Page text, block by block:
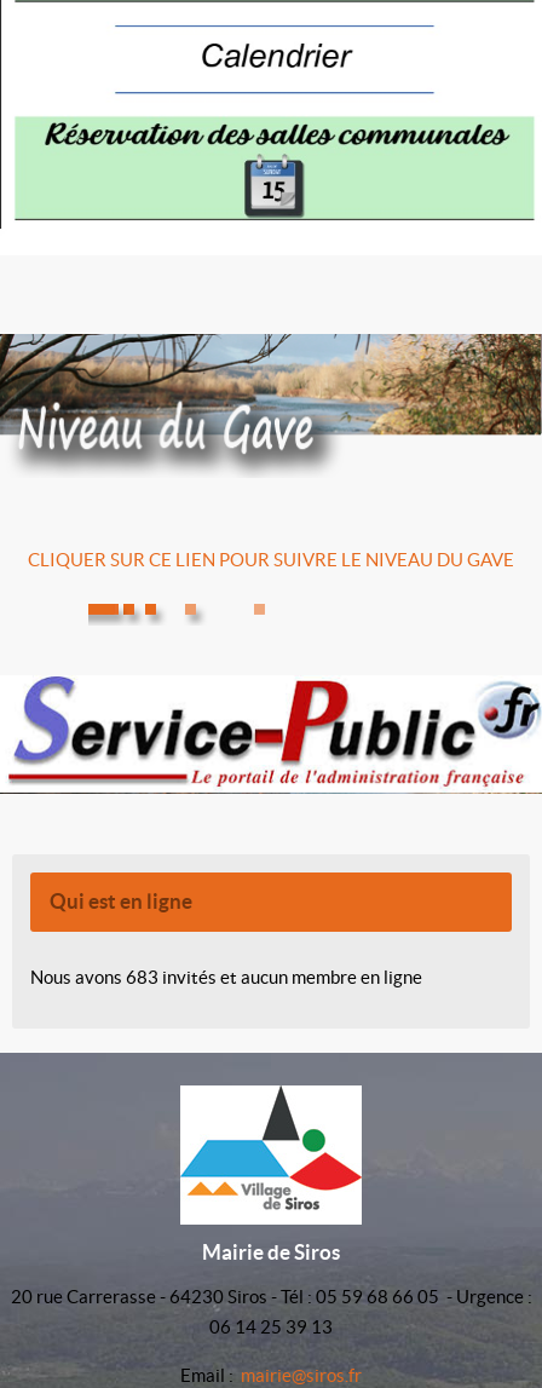
CLIQUER SUR CE LIEN POUR SUIVRE LE NIVEAU DU GAVE
Qui est en ligne
Nous avons 683 invités et aucun membre en ligne
Mairie de Siros
20 rue Carrerasse - 64230 Siros - Tél : 05 59 68 66 05 - Urgence :
06 14 25 39 13
Email : mairie@siros.fr